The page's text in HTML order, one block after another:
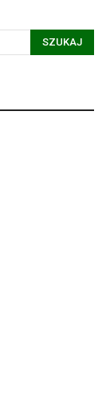
SZUKAJ